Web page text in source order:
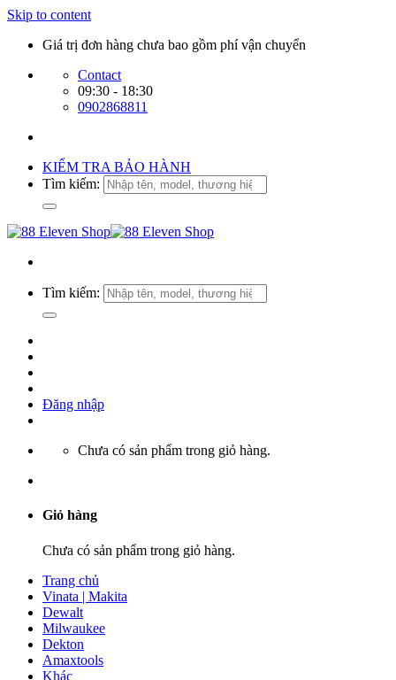
Skip to content
Giá trị đơn hàng chưa bao gồm phí vận chuyển
Contact
09:30 - 18:30
0902868811
KIỂM TRA BẢO HÀNH
Tìm kiếm:
Tìm kiếm:
Đăng nhập
Chưa có sản phẩm trong giỏ hàng.
Giỏ hàng
Chưa có sản phẩm trong giỏ hàng.
Trang chủ
Vinata | Makita
Dewalt
Milwaukee
Dekton
Amaxtools
Khác